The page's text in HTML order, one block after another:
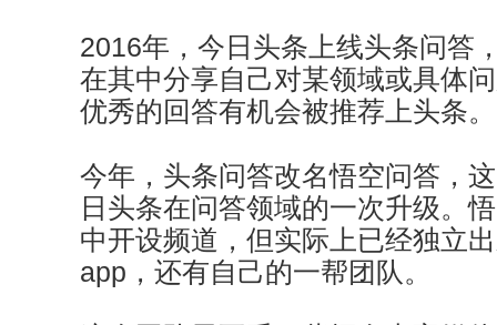
2016年，今日头条上线头条问答
在其中分享自己对某领域或具体
优秀的回答有机会被推荐上头条。
今年，头条问答改名悟空问答，
日头条在问答领域的一次升级。
中开设频道，但实际上已经独立
app，还有自己的一帮团队。